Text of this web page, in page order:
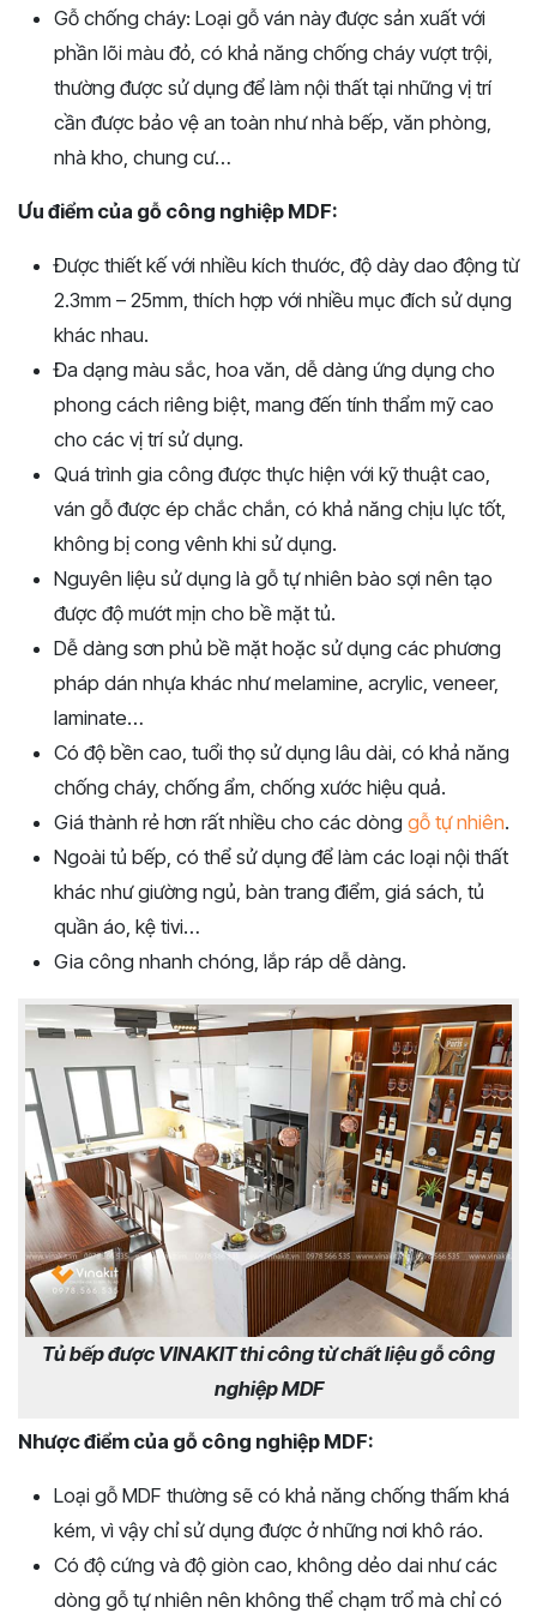
Gỗ chống cháy: Loại gỗ ván này được sản xuất với
phần lõi màu đỏ, có khả năng chống cháy vượt trội,
thường được sử dụng để làm nội thất tại những vị trí
cần được bảo vệ an toàn như nhà bếp, văn phòng,
nhà kho, chung cư…
Ưu điểm của gỗ công nghiệp MDF:
Được thiết kế với nhiều kích thước, độ dày dao động từ
2.3mm – 25mm, thích hợp với nhiều mục đích sử dụng
khác nhau.
Đa dạng màu sắc, hoa văn, dễ dàng ứng dụng cho
phong cách riêng biệt, mang đến tính thẩm mỹ cao
cho các vị trí sử dụng.
Quá trình gia công được thực hiện với kỹ thuật cao,
ván gỗ được ép chắc chắn, có khả năng chịu lực tốt,
không bị cong vênh khi sử dụng.
Nguyên liệu sử dụng là gỗ tự nhiên bào sợi nên tạo
được độ mướt mịn cho bề mặt tủ.
Dễ dàng sơn phủ bề mặt hoặc sử dụng các phương
pháp dán nhựa khác như melamine, acrylic, veneer,
laminate…
Có độ bền cao, tuổi thọ sử dụng lâu dài, có khả năng
chống cháy, chống ẩm, chống xước hiệu quả.
Giá thành rẻ hơn rất nhiều cho các dòng gỗ tự nhiên.
Ngoài tủ bếp, có thể sử dụng để làm các loại nội thất
khác như giường ngủ, bàn trang điểm, giá sách, tủ
quần áo, kệ tivi…
Gia công nhanh chóng, lắp ráp dễ dàng.
Tủ bếp được VINAKIT thi công từ chất liệu gỗ công
nghiệp MDF
Nhược điểm của gỗ công nghiệp MDF:
Loại gỗ MDF thường sẽ có khả năng chống thấm khá
kém, vì vậy chỉ sử dụng được ở những nơi khô ráo.
Có độ cứng và độ giòn cao, không dẻo dai như các
dòng gỗ tự nhiên nên không thể chạm trổ mà chỉ có